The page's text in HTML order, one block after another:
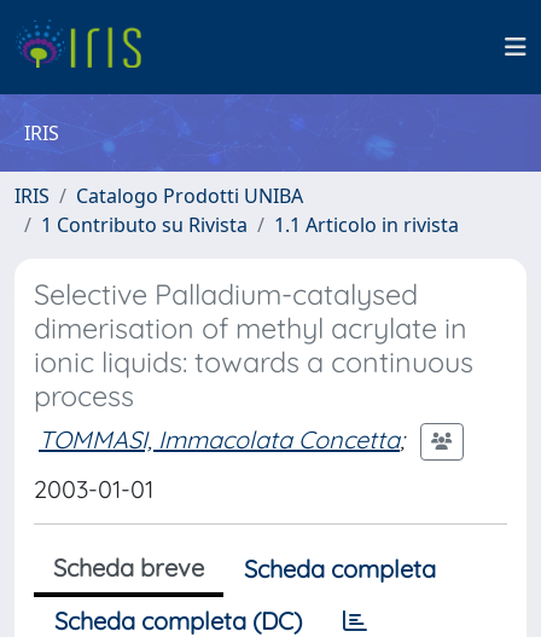
IRIS
IRIS
Catalogo Prodotti UNIBA
1 Contributo su Rivista
1.1 Articolo in rivista
Selective Palladium-catalysed
dimerisation of methyl acrylate in
ionic liquids: towards a continuous
process
TOMMASI, Immacolata Concetta;
2003-01-01
Scheda breve
Scheda completa
Scheda completa (DC)